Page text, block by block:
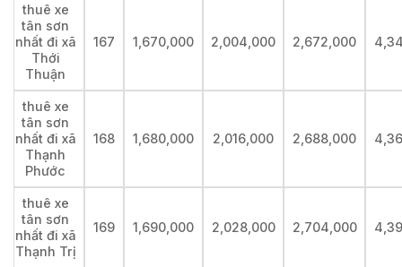
thuê xe
tân sơn
nhất đi xã
Thới
Thuận
167 1,670,000 2,004,000 2,672,000
thuê xe
tân sơn
nhất đi xã
Thạnh
Phước
168 1,680,000 2,016,000 2,688,000
thuê xe
tân sơn
nhất đi xã
Thạnh Trị
169 1,690,000 2,028,000 2,704,000